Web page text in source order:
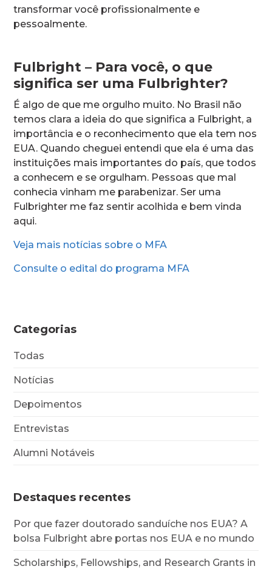
transformar você profissionalmente e
pessoalmente.
Fulbright – Para você, o que
significa ser uma Fulbrighter?
É algo de que me orgulho muito. No Brasil não
temos clara a ideia do que significa a Fulbright, a
importância e o reconhecimento que ela tem nos
EUA. Quando cheguei entendi que ela é uma das
instituições mais importantes do país, que todos
a conhecem e se orgulham. Pessoas que mal
conhecia vinham me parabenizar. Ser uma
Fulbrighter me faz sentir acolhida e bem vinda
aqui.
Veja mais notícias sobre o MFA
Consulte o edital do programa MFA
Categorias
Todas
Notícias
Depoimentos
Entrevistas
Alumni Notáveis
Destaques recentes
Por que fazer doutorado sanduíche nos EUA? A
bolsa Fulbright abre portas nos EUA e no mundo
Scholarships, Fellowships, and Research Grants in